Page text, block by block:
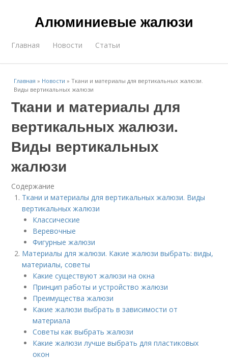
Алюминиевые жалюзи
Главная Новости Статьи
Главная » Новости »Ткани и материалы для вертикальных жалюзи.
Виды вертикальных жалюзи
Ткани и материалы для
вертикальных жалюзи.
Виды вертикальных
жалюзи
Содержание
Ткани и материалы для вертикальных жалюзи. Виды
вертикальных жалюзи
Классические
Веревочные
Фигурные жалюзи
Материалы для жалюзи. Какие жалюзи выбрать: виды,
материалы, советы
Какие существуют жалюзи на окна
Принцип работы и устройство жалюзи
Преимущества жалюзи
Какие жалюзи выбрать в зависимости от
материала
Советы как выбрать жалюзи
Какие жалюзи лучше выбрать для пластиковых
окон